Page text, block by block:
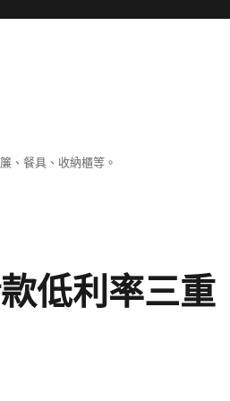
、餐具、收納櫃等。
低利率三重